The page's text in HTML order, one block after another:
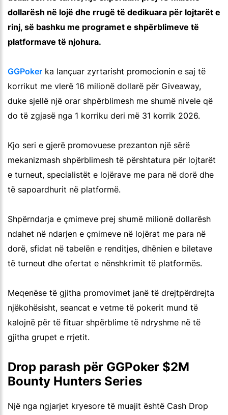
dollarësh në lojë dhe rrugë të dedikuara për lojtarët e
rinj, së bashku me programet e shpërblimeve të
platformave të njohura.
GGPoker ka lançuar zyrtarisht promocionin e saj të
korrikut me vlerë 16 milionë dollarë për Giveaway,
duke sjellë një orar shpërblimesh me shumë nivele që
do të zgjasë nga 1 korriku deri më 31 korrik 2026.
Kjo seri e gjerë promovuese prezanton një sërë
mekanizmash shpërblimesh të përshtatura për lojtarët
e turneut, specialistët e lojërave me para në dorë dhe
të sapoardhurit në platformë.
Shpërndarja e çmimeve prej shumë milionë dollarësh
ndahet në ndarjen e çmimeve në lojërat me para në
dorë, sfidat në tabelën e renditjes, dhënien e biletave
të turneut dhe ofertat e nënshkrimit të platformës.
Meqenëse të gjitha promovimet janë të drejtpërdrejta
njëkohësisht, seancat e vetme të pokerit mund të
kalojnë për të fituar shpërblime të ndryshme në të
gjitha grupet e rrjetit.
Drop parash për GGPoker $2M
Bounty Hunters Series
Një nga ngjarjet kryesore të muajit është Cash Drop